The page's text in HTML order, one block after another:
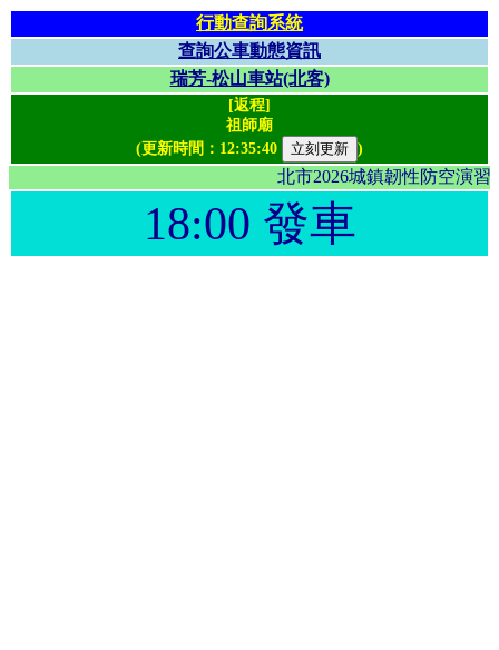
行動查詢系統
查詢公車動態資訊
瑞芳-松山車站(北客)
[返程]
祖師廟
(更新時間： 12:35:40 )
北市2026城鎮韌性防空
18:00 發車